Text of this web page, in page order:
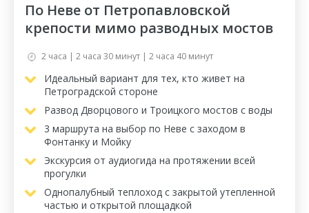
По Неве от Петропавловской
крепости мимо разводных мостов
2 часа | 2 часа 30 минут | 2 часа 40 минут
Идеальный вариант для тех, кто живет на
Петроградской стороне
Развод Дворцового и Троицкого мостов с воды
3 маршрута на выбор по Неве с заходом в
Фонтанку и Мойку
Экскурсия от аудиогида на протяжении всей
прогулки
Однопалубный теплоход с закрытой утепленной
частью и открытой площадкой